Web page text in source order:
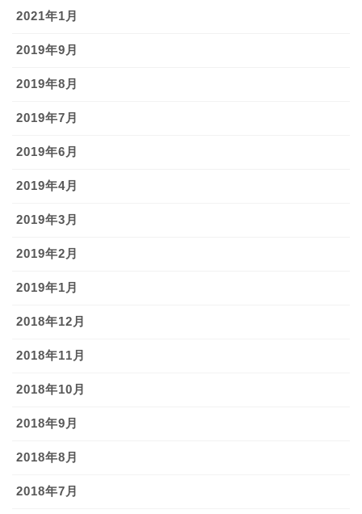
2021年1月
2019年9月
2019年8月
2019年7月
2019年6月
2019年4月
2019年3月
2019年2月
2019年1月
2018年12月
2018年11月
2018年10月
2018年9月
2018年8月
2018年7月